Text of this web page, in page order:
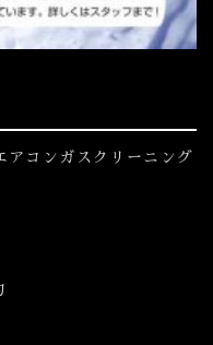
コンガスクリーニング